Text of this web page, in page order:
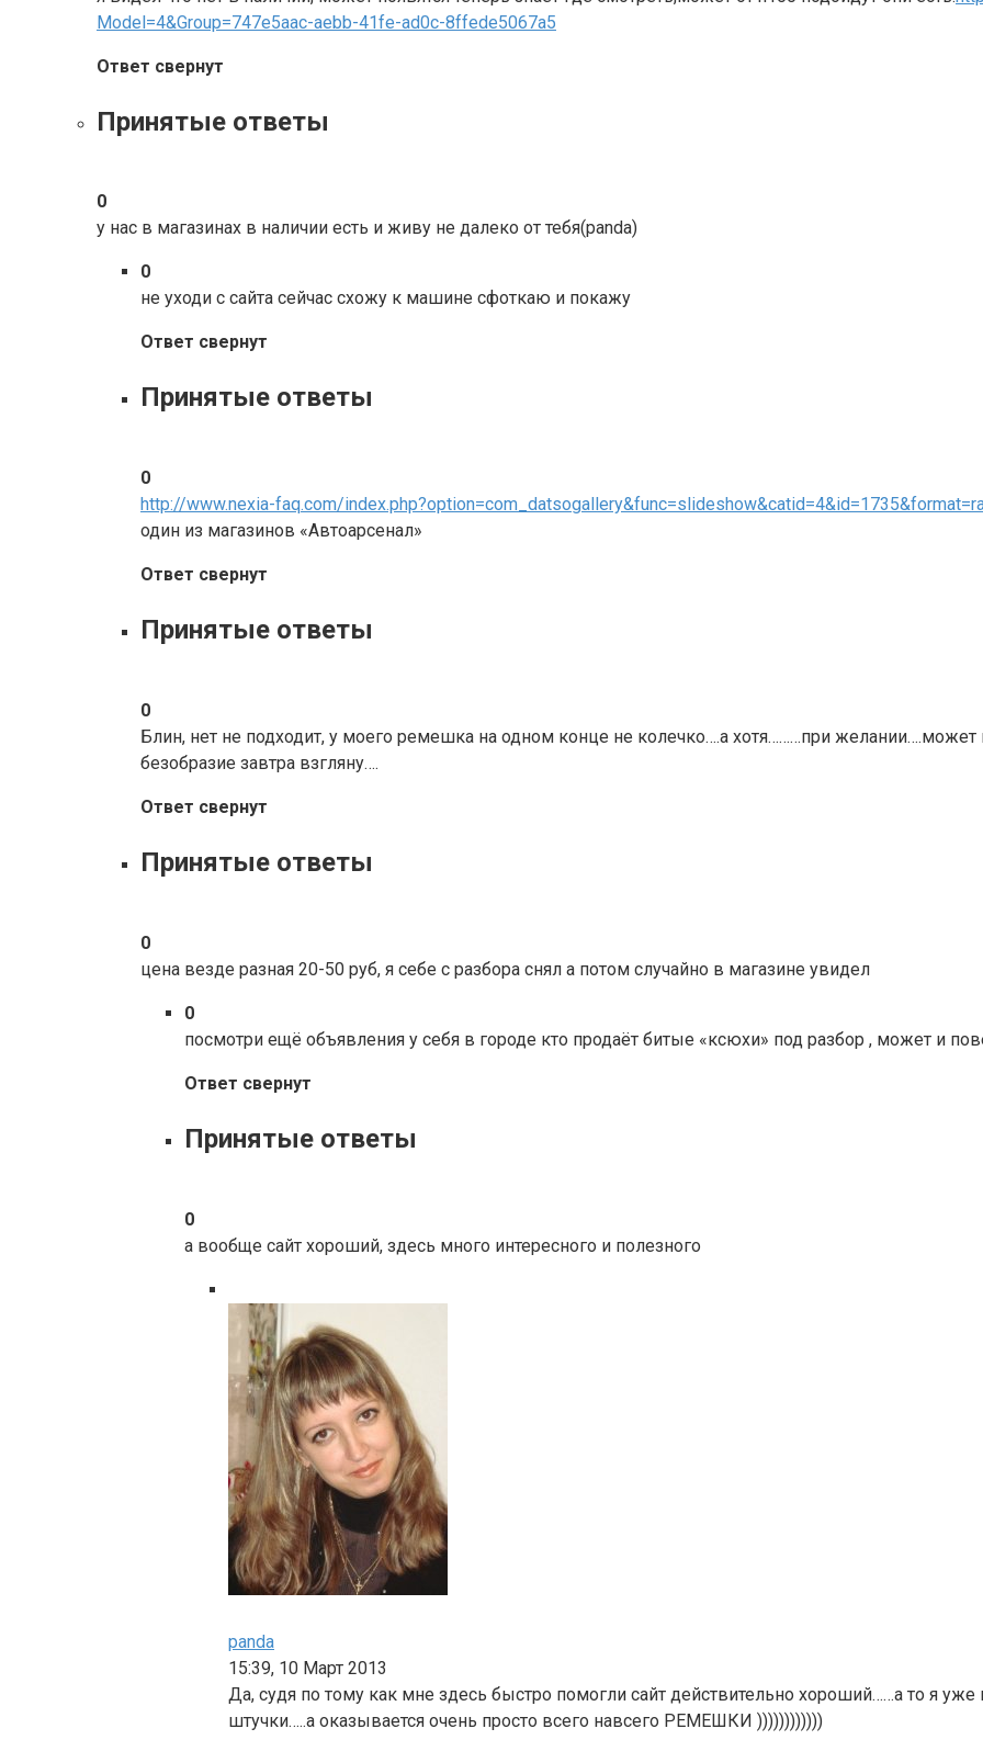
Model=4&Group=747e5aac-aebb-41fe-ad0c-8ffede5067a5
Ответ свернут
Принятые ответы
0
у нас в магазинах в наличии есть и живу не далеко от тебя(panda)
0
не уходи с сайта сейчас схожу к машине сфоткаю и покажу
Ответ свернут
Принятые ответы
0
http://www.nexia-faq.com/
один из магазинов «Автоарсенал»
Ответ свернут
Принятые ответы
0
Блин, нет не подходит, у моего ремешка на одном конце не колечко….а хотя………при желании….может
безобразие завтра взгляну….
Ответ свернут
Принятые ответы
0
цена везде разная 20-50 руб, я себе с разбора снял а потом случайно в магазине увидел
0
посмотри ещё объявления у себя в городе кто продаёт битые «ксюхи» под разбор , может и
Ответ свернут
Принятые ответы
0
а вообще сайт хороший, здесь много интересного и полезного
panda
15:39, 10 Март 2013
Да, судя по тому как мне здесь быстро помогли сайт действительно хороший……а то я
штучки…..а оказывается очень просто всего навсего РЕМЕШКИ ))))))))))))